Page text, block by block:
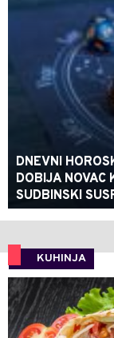
DNEVNI
DOBIJA NOVAC
SUDBINSKI
KUHINJA